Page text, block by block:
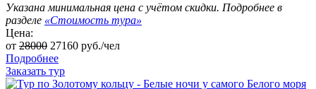
Указана минимальная цена с учётом скидки. Подробнее в
разделе «Стоимость тура»
Цена:
от 28000 27160 руб./чел
Подробнее
Заказать тур